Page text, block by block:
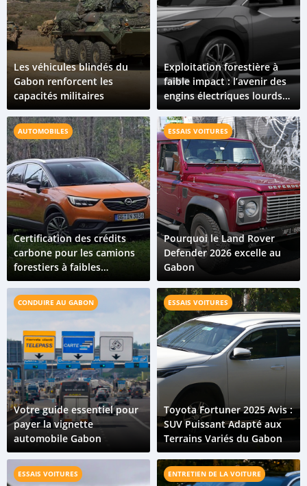
Les véhicules blindés du
Gabon renforcent les
capacités militaires
Exploitation forestière à
faible impact : l’avenir des
engins électriques lourds
du Gabon
AUTOMOBILES
Certification des crédits
carbone pour les camions
forestiers à faibles
émissions du Gabon
ESSAIS VOITURES
Pourquoi le Land Rover
Defender 2026 excelle au
Gabon
CONDUIRE AU GABON
Votre guide essentiel pour
payer la vignette
automobile Gabon
ESSAIS VOITURES
Toyota Fortuner 2025 Avis :
SUV Puissant Adapté aux
Terrains Variés du Gabon
ESSAIS VOITURES ENTRETIEN DE LA VOITURE